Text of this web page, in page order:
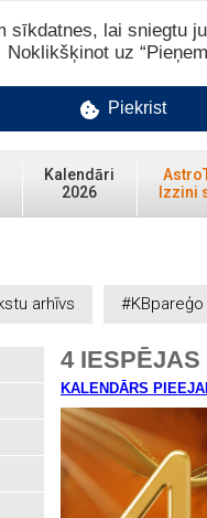
Kalendāri
2026
Izzini
arhīvs #KBpareģo
4 IESPĒJAS
KALENDĀRS
sīkdatnes, lai sniegtu
Noklikšķinot uz
Piekrist